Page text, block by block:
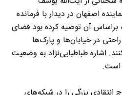
اصفهان در دیدار با فرمانده
براساس آن توصیه کرده بود فضای
در خیابان‌ها و پارک‌ها
اشاره طباطبایی‌نژاد به وضعیت
است.